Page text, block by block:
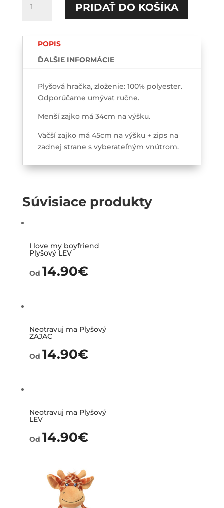
Kokotko
PRIDAŤ DO KOŠÍKA
POPIS
ĎALŠIE INFORMÁCIE
Plyšová hračka, zloženie: 100% polyester.
Odporúčame umývať ručne.
Menší zajko má 34cm na výšku.
Väčší zajko má 45cm na výšku + zips na
zadnej strane s vyberateľným vnútrom.
Súvisiace produkty
I love my boyfriend
Plyšový LEV
Od 14.90€
Neotravuj ma Plyšový
ZAJAC
Od 14.90€
Neotravuj ma Plyšový
LEV
Od 14.90€